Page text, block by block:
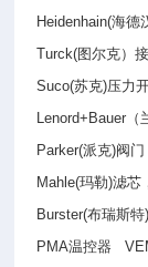
Heidenhain(海德
Turck(图尔克）
Suco(苏克)压力
Lenord+Bauer
Parker(派克)阀门
Mahle(玛勒)滤芯
Burster(布瑞斯特
PMA温控器